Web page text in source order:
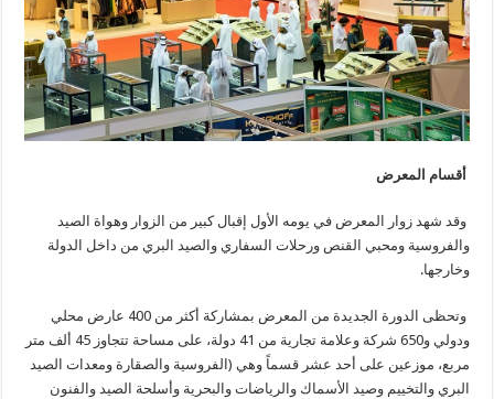
أقسام المعرض
وقد شهد زوار المعرض في يومه الأول إقبال كبير من الزوار وهواة الصيد
والفروسية ومحبي القنص ورحلات السفاري والصيد البري من داخل الدولة
وخارجها.
وتحظى الدورة الجديدة من المعرض بمشاركة أكثر من 400 عارض محلي
ودولي و650 شركة وعلامة تجارية من 41 دولة، على مساحة تتجاوز 45 ألف متر
مربع، موزعين على أحد عشر قسماً وهي (الفروسية والصقارة ومعدات الصيد
البري والتخييم وصيد الأسماك والرياضات والبحرية وأسلحة الصيد والفنون